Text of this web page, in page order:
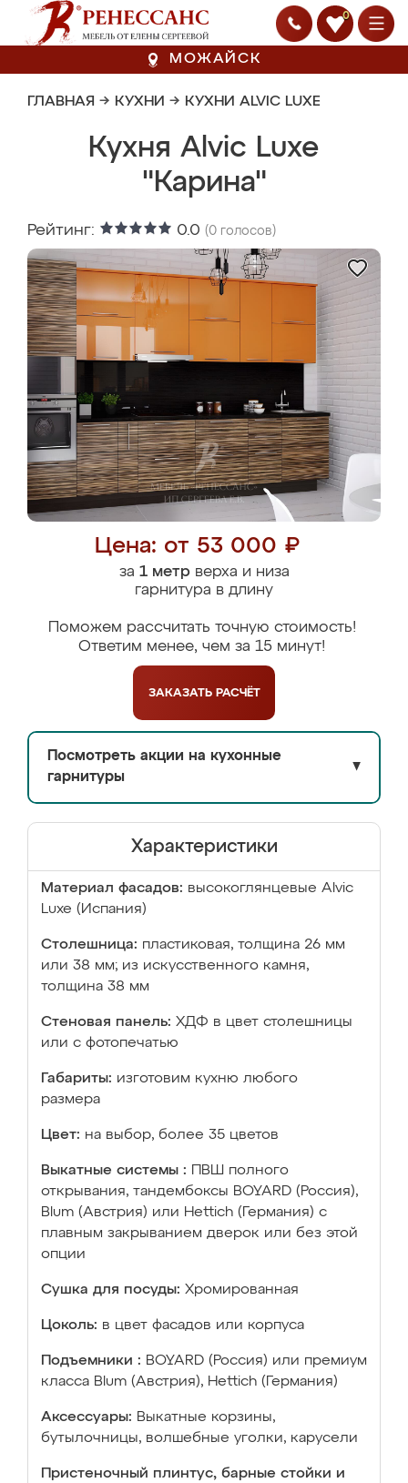
0
МОЖАЙСК
ГЛАВНАЯ → КУХНИ → КУХНИ ALVIC LUXE
Кухня Alvic Luxe
"Карина"
Рейтинг: 0.0 (0 голосов)
Цена: от 53 000 ₽
за 1 метрверха и низа
гарнитура в длину
Поможем рассчитать точную стоимость!
Ответим менее, чем за 15 минут!
ЗАКАЗАТЬ РАСЧЁТ
Посмотреть акции на кухонные
гарнитуры
▼
Характеристики
Материал фасадов: высокоглянцевые Аlvic
Luxe (Испания)
Столешница: пластиковая, толщина 26 мм
или 38 мм; из искусственного камня,
толщина 38 мм
Стеновая панель: ХДФ в цвет столешницы
или с фотопечатью
Габариты: изготовим кухню любого
размера
Цвет: на выбор, более 35 цветов
Выкатные системы :
ПВШ полного
открывания, тандембоксы BOYARD (Россия),
Blum (Австрия) или Hettich (Германия) с
плавным закрыванием дверок или без этой
опции
Сушка для посуды: Хромированная
Цоколь: в цвет фасадов или корпуса
Подъемники : BOYARD (Россия) или премиум
класса Blum (Австрия), Hettich (Германия)
Аксессуары: Выкатные корзины,
бутылочницы, волшебные уголки, карусели
Пристеночный плинтус, барные стойки и